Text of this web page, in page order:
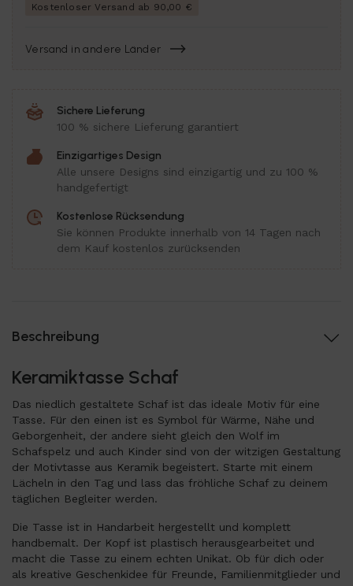
Kostenloser Versand ab 90,00 €
Versand in andere Länder
Sichere Lieferung
100 % sichere Lieferung garantiert
Einzigartiges Design
Alle unsere Designs sind einzigartig und zu 100 %
handgefertigt
Kostenlose Rücksendung
Sie können Produkte innerhalb von 14 Tagen nach
dem Kauf kostenlos zurücksenden
Beschreibung
Keramiktasse Schaf
Das niedlich gestaltete Schaf ist das ideale Motiv für eine
Tasse. Für den einen ist es Symbol für Wärme, Nähe und
Geborgenheit, der andere sieht gleich den Wolf im
Schafspelz und auch Kinder sind von der witzigen Gestaltung
der Motivtasse aus Keramik begeistert. Starte mit einem
Lächeln in den Tag und lass das fröhliche Schaf zu deinem
täglichen Begleiter werden.
Die Tasse ist in Handarbeit hergestellt und komplett
handbemalt. Der Kopf ist plastisch herausgearbeitet und
macht die Tasse zu einem echten Unikat. Ob für dich oder
als kreative Geschenkidee für Freunde, Familienmitglieder und